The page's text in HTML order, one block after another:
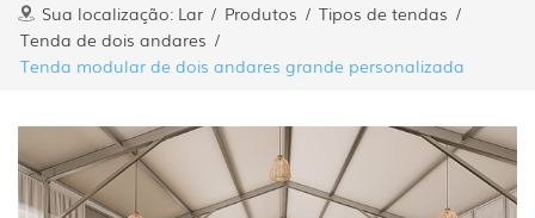
Sua localização: Lar / Produtos / Tipos de tendas /
Tenda de dois andares /
Tenda modular de dois andares grande personalizada